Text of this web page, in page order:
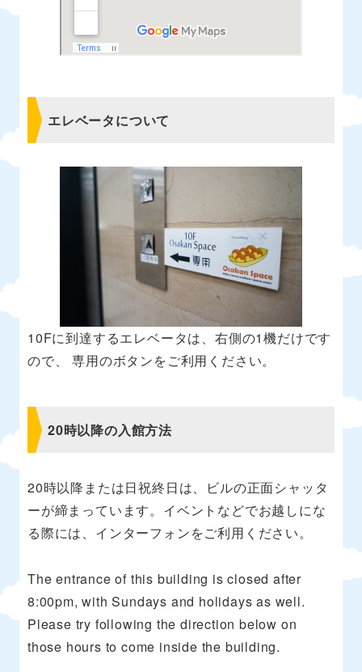
エレベータについて
10Fに到達するエレベータは、右側の1機だけです
ので、 専用のボタンをご利用ください。
20時以降の入館方法
20時以降または日祝終日は、ビルの正面シャッタ
ーが締まっています。イベントなどでお越しにな
る際には、インターフォンをご利用ください。
The entrance of this building is closed after
8:00pm, with Sundays and holidays as well.
Please try following the direction below on
those hours to come inside the building.